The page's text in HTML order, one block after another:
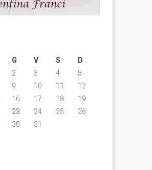
G V S
D
2 3 4
5
9 10 11
12
16 17 18
19
23 24 25
26
30
31